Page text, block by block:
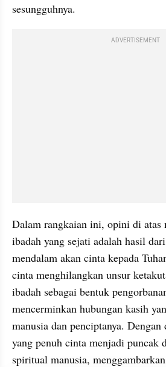
sesungguhnya.
ADVERTISEMENT
Dalam rangkaian ini, opini di atas
ibadah yang sejati adalah hasil
mendalam akan cinta kepada
cinta menghilangkan unsur
ibadah sebagai bentuk
mencerminkan hubungan kasih
manusia dan penciptanya.
yang penuh cinta menjadi puncak
spiritual manusia,